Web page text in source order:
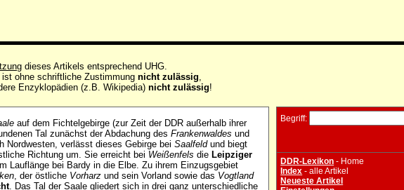
dieses Artikels entsprechend UHG.
ist ohne schriftliche Zustimmungnicht zulässig
Enzyklopädien (z.B. Wikipedia)nicht zulässig!
auf dem Fichtelgebirge (zur Zeit der DDR außerhalb ihrer
Tal zunächst der Abdachung desFrankenwaldes und
Nordwesten, verlässt dieses Gebirge beiSaalfeldund biegt
Richtung um. Sie erreicht bei Weißenfels die Leipziger
Lauflänge bei Bardy in die Elbe. Zu ihrem Einzugsgebiet
, der östliche Vorharz und sein Vorland sowie das Vogtland
. Das Tal der Saale gliedert sich in drei ganz unterschiedliche
Begriff:
DDR-Lexikon - Home
Index - alle Artikel
Neueste Artikel